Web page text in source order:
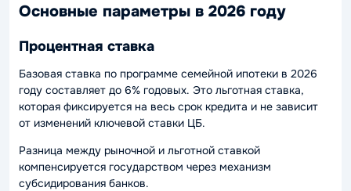
Основные параметры в 2026 году
Процентная ставка
Базовая ставка по программе семейной ипотеки в 2026
году составляет до 6% годовых. Это льготная ставка,
которая фиксируется на весь срок кредита и не зависит
от изменений ключевой ставки ЦБ.
Разница между рыночной и льготной ставкой
компенсируется государством через механизм
субсидирования банков.